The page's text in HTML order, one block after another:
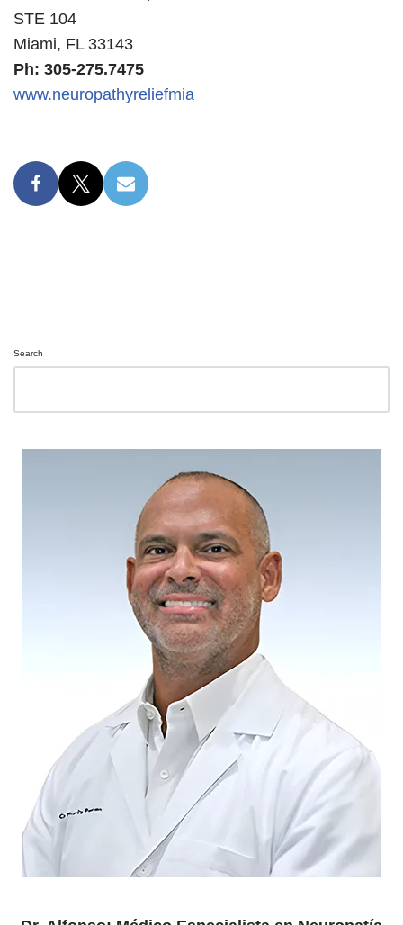
STE 104
Miami, FL 33143
Ph: 305-275.7475
www.neuropathyreliefmia
Search